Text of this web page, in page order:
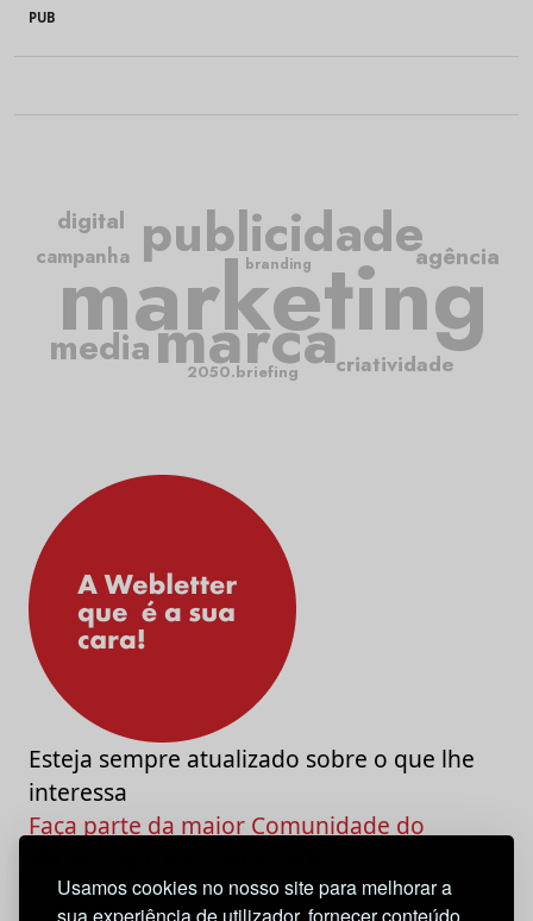
Usamos cookies no nosso site para melhorar a
PUB
marketing
publicidade
marcacriatividade
campanha
media
agência
digital
2050.briefing
branding
Esteja sempre atualizado sobre o que lhe
interessa
Faça parte da maior Comunidade do